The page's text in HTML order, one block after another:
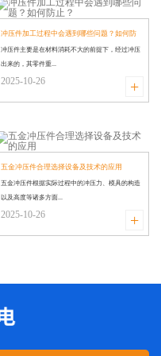
冲压件加工过程中会遇到哪些问题？如何防
止？
​冲压件主要是在材料消耗不大的前提下，经过冲压
出来的，其零件重...
2025-10-26 +
五金冲压件合理选择设备及技术的应用
五金冲压件根据实际过程中的冲压力、模具的构造
以及高度等诸多方面...
2025-10-26 +